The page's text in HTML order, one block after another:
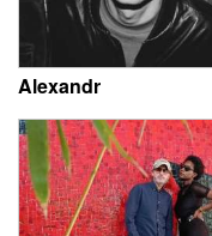
Alexandr